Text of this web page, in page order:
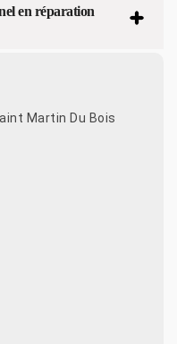
en réparation
Martin Du Bois